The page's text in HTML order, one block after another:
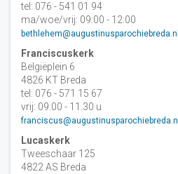
tel: 076 - 541 01 94
ma/woe/vrij: 09:00 - 12:00
bethlehem@augustinusparochiebreda.nl
Franciscuskerk
Belgiëplein 6
4826 KT Breda
tel: 076 - 571 15 67
vrij: 09:00 - 11.30 u
franciscus@augustinusparochiebreda.nl
Lucaskerk
Tweeschaar 125
4822 AS Breda